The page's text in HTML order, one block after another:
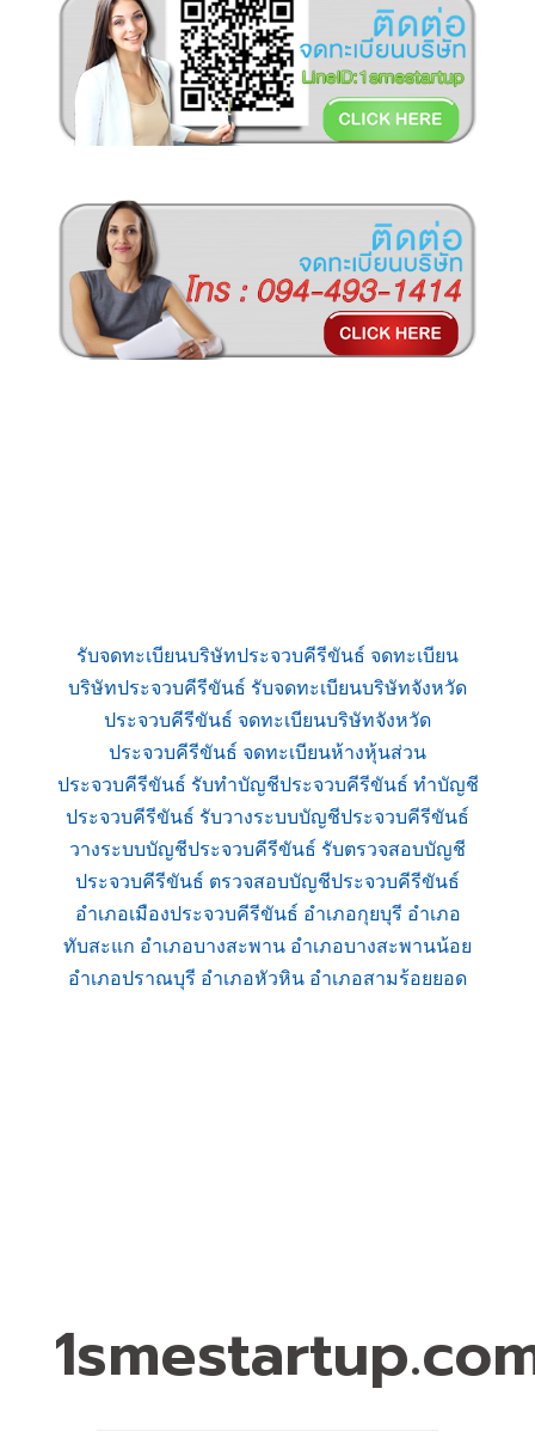
รับจดทะเบียนบริษัทประจวบคีรีขันธ์ จดทะเบียน
บริษัทประจวบคีรีขันธ์ รับจดทะเบียนบริษัทจังหวัด
ประจวบคีรีขันธ์ จดทะเบียนบริษัทจังหวัด
ประจวบคีรีขันธ์ จดทะเบียนห้างหุ้นส่วน
ประจวบคีรีขันธ์ รับทำบัญชีประจวบคีรีขันธ์ ทำบัญชี
ประจวบคีรีขันธ์ รับวางระบบบัญชีประจวบคีรีขันธ์
วางระบบบัญชีประจวบคีรีขันธ์ รับตรวจสอบบัญชี
ประจวบคีรีขันธ์ ตรวจสอบบัญชีประจวบคีรีขันธ์
อำเภอเมืองประจวบคีรีขันธ์ อำเภอกุยบุรี อำเภอ
ทับสะแก อำเภอบางสะพาน อำเภอบางสะพานน้อย
อำเภอปราณบุรี อำเภอหัวหิน อำเภอสามร้อยยอด